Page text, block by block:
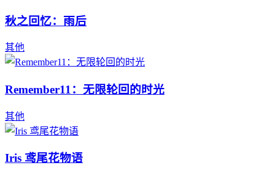
秋之回忆：雨后
其他
Remember11：无限轮回的时光
其他
Iris 鸢尾花物语